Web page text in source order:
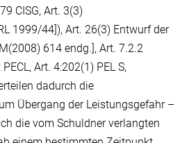
CISG, Art. 3(3)
1999/‌44]), Art. 26(3) Entwurf der
614 endg.], Art. 7.2.2
Art. 4:202(1) PEL S,
dadurch die
Übergang der Leistungsgefahr –
die vom Schuldner verlangten